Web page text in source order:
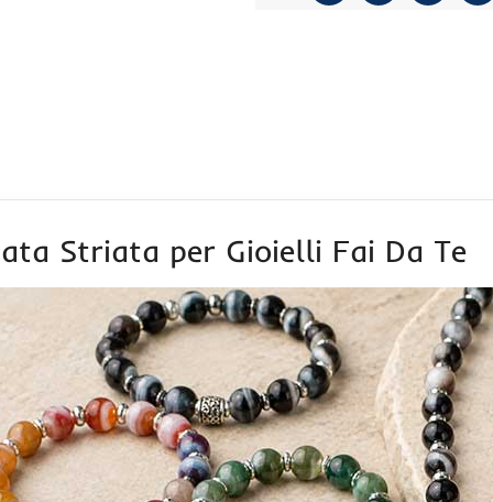
Striata per Gioielli Fai Da Te